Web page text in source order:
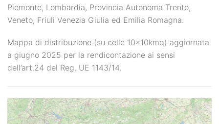
Piemonte, Lombardia, Provincia Autonoma Trento,
Veneto, Friuli Venezia Giulia ed Emilia Romagna.
Mappa di distribuzione (su celle 10x10kmq) aggiornata
a giugno 2025 per la rendicontazione ai sensi
dell’art.24 del Reg. UE 1143/14.